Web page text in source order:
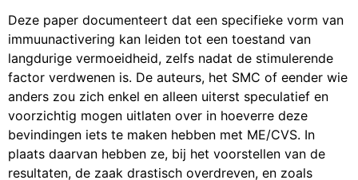
Deze paper documenteert dat een specifieke vorm van
immuunactivering kan leiden tot een toestand van
langdurige vermoeidheid, zelfs nadat de stimulerende
factor verdwenen is. De auteurs, het SMC of eender wie
anders zou zich enkel en alleen uiterst speculatief en
voorzichtig mogen uitlaten over in hoeverre deze
bevindingen iets te maken hebben met ME/CVS. In
plaats daarvan hebben ze, bij het voorstellen van de
resultaten, de zaak drastisch overdreven, en zoals